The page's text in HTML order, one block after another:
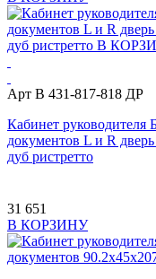
Арт B 431-817-818 ДР
Кабинет
документов L и R
дуб ристретто
31 651
В КОРЗИНУ